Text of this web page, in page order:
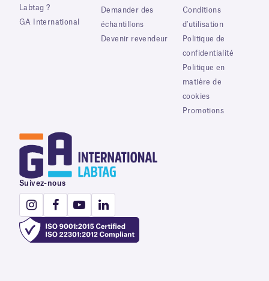
Labtag ?
GA International
Demander des
échantillons
Devenir revendeur
Conditions
d'utilisation
Politique de
confidentialité
Politique en
matière de
cookies
Promotions
Suivez-nous